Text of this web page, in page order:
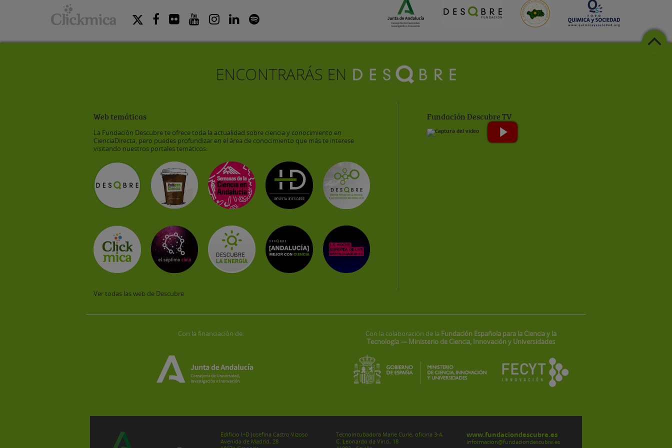
Web temáticas
La Fundación Descubre te ofrece toda la actualidad sobre ciencia y conocimiento en
CienciaDirecta, pero puedes profundizar en el área de conocimiento que más te interese
visitando nuestros portales temáticos:
Ver todas las web de Descubre
Fundación Descubre TV
Con la financiación de: Con la colaboración de la Fundación Española para la Ciencia y la
Tecnología — Ministerio de Ciencia, Innovación y Universidades
Edificio I+D Josefina Castro Vizoso
Avenida de Madrid, 28
Tecnoincubadora Marie Curie, oficina 3-A
C. Leonardo da Vinci, 18
www.fundaciondescubre.es
informacion@fundaciondescubre.es